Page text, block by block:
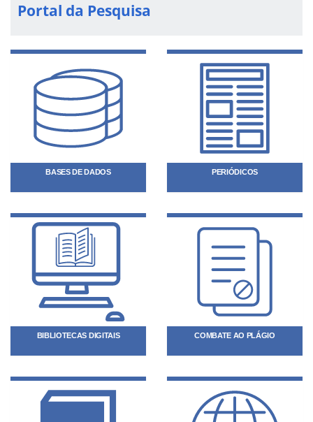
Portal da Pesquisa
BASES DE DADOS PERIÓDICOS
BIBLIOTECAS DIGITAIS COMBATE AO PLÁGIO